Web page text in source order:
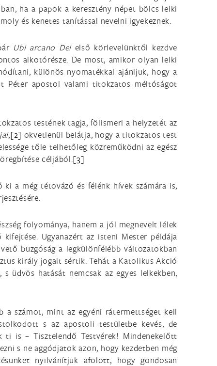
ha a papok a keresztény népet bölcs lelki
és kenetes tanítással nevelni igyekeznek.
Ubi arcano Dei első körlevelünktől kezdve
alkotórésze. De most, amikor olyan lelki
különös nyomatékkal ajánljuk, hogy a
Péter apostol valami titokzatos méltóságot
testének tagja, fölismeri a helyzetét az
,[2] okvetlenül belátja, hogy a titokzatos test
tőle telhetőleg közreműködni az egész
céljából.[3]
a még tétovázó és félénk hívek számára is,
folyománya, hanem a jól megnevelt lélek
Ugyanazért az isteni Mester példája
buzgóság a legkülönfélébb változatokban
király jogait sértik. Tehát a Katolikus Akció
üdvös hatását nemcsak az egyes lelkekben,
a számot, mint az egyéni rátermettséget kell
s az apostoli testületbe kevés, de
is – Tisztelendő Testvérek! Mindenekelőtt
s ne aggódjatok azon, hogy kezdetben még
nyilvánítjuk afölött, hogy gondosan